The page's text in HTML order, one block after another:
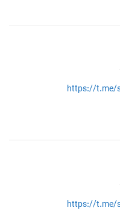
https://t.me/
https://t.me/